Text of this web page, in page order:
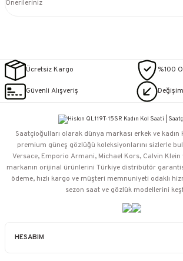
Önerileriniz
Ücretsiz Kargo %100
Güvenli Alışveriş
HESABIM
Saatçioğulları⁠ olarak dünya markası erkek ve
premium güneş gözlüğü koleksiyonlarını sizlerle
Versace, Emporio Armani, Michael Kors, Calvin
markanın orijinal ürünlerini Türkiye distribütör
ödeme, hızlı kargo ve müşteri memnuniyeti odaklı
sezon saat ve gözlük modellerini